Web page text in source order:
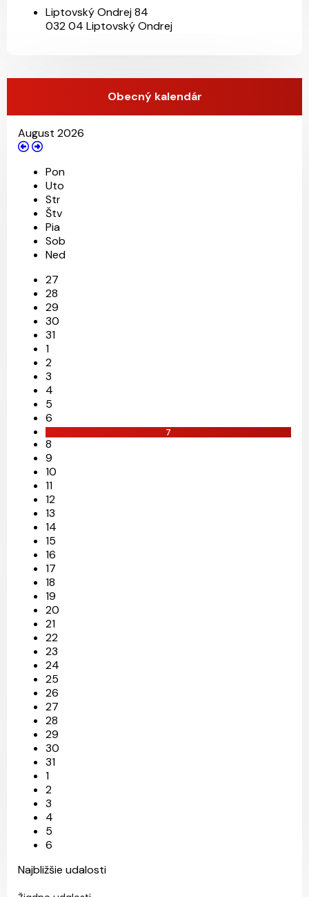
Liptovský Ondrej 84
032 04 Liptovský Ondrej
Obecný kalendár
August 2026
Pon
Uto
Str
Štv
Pia
Sob
Ned
27
28
29
30
31
1
2
3
4
5
6
7
8
9
10
11
12
13
14
15
16
17
18
19
20
21
22
23
24
25
26
27
28
29
30
31
1
2
3
4
5
6
Najbližšie udalosti